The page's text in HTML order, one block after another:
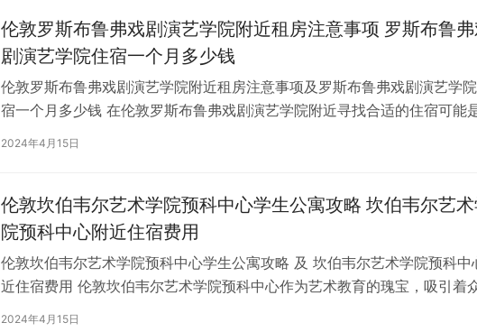
伦敦罗斯布鲁弗戏剧演艺学院附近租房注意事项 罗斯布鲁
剧演艺学院住宿一个月多少钱
伦敦罗斯布鲁弗戏剧演艺学院附近租房注意事项及罗斯布鲁弗戏剧演艺学
宿一个月多少钱 在伦敦罗斯布鲁弗戏剧演艺学院附近寻找合适的住宿可能
学生活中的一项关键任务。为了帮助您顺利完成…
2024年4月15日
伦敦坎伯韦尔艺术学院预科中心学生公寓攻略 坎伯韦尔艺
院预科中心附近住宿费用
伦敦坎伯韦尔艺术学院预科中心学生公寓攻略 及 坎伯韦尔艺术学院预科中
近住宿费用 伦敦坎伯韦尔艺术学院预科中心作为艺术教育的瑰宝，吸引着
2024年4月15日